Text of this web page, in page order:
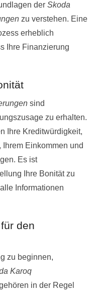
der Skoda
zu verstehen. Eine
erheblich
Ihre Finanzierung
sind
zu erhalten.
Ihre Kreditwürdigkeit,
Einkommen und
Es ist
Ihre Bonität zu
Informationen
den
zu beginnen,
Karoq
in der Regel